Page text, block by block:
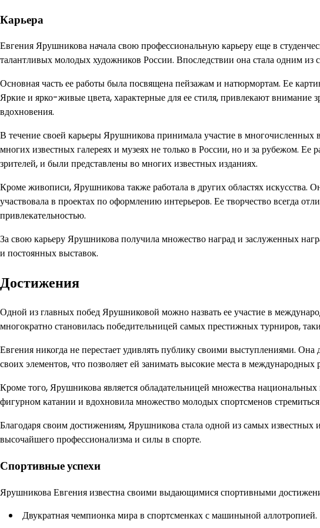
Карьера
Евгения Ярушникова начала свою профессиональную карьеру еще в
талантливых молодых художников России. Впоследствии она стала одним из
Основная часть ее работы была посвящена пейзажам и натюрмортам. Ее
Яркие и ярко-живые цвета, характерные для ее стиля, привлекают внимание
вдохновения.
В течение своей карьеры Ярушникова принимала участие в многочисленных
многих известных галереях и музеях не только в России, но и за рубежом. Ее
зрителей, и были представлены во многих известных изданиях.
Кроме живописи, Ярушникова также работала в других областях искусства.
участвовала в проектах по оформлению интерьеров. Ее творчество всегда
привлекательностью.
За свою карьеру Ярушникова получила множество наград и заслуженных
и постоянных выставок.
Достижения
Одной из главных побед Ярушниковой можно назвать ее участие в
многократно становилась победительницей самых престижных турниров,
Евгения никогда не перестает удивлять публику своими выступлениями.
своих элементов, что позволяет ей занимать высокие места в международных
Кроме того, Ярушникова является обладательницей множества
фигурном катании и вдохновила множество молодых спортсменов
Благодаря своим достижениям, Ярушникова стала одной из самых
высочайшего профессионализма и силы в спорте.
Спортивные успехи
Ярушникова Евгения известна своими выдающимися спортивными
Двукратная чемпионка мира в спортсменках с машиныной аллотропией.